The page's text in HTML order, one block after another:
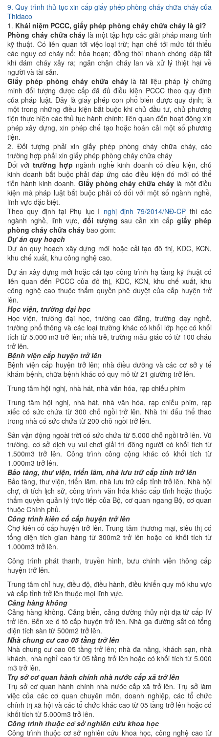
9. Quy trình thủ tục xin cấp giấy phép phòng cháy chữa cháy của
Thidaco
1. Khái niệm PCCC, giấy phép phòng cháy chữa cháy là gì?
Phòng cháy chữa cháy là một tập hợp các giải pháp mang tính
kỹ thuật. Có liên quan tới việc loại trừ; hạn chế tới mức tối thiểu
các nguy cơ cháy nổ; hỏa hoạn; đồng thời nhanh chóng dập tắt
khi đám cháy xảy ra; ngăn chặn cháy lan và xử lý thiệt hại về
người và tài sản.
Giấy phép phòng cháy chữa cháylà tài liệu pháp lý chứng
minh đối tượng được cấp đã đủ điều kiện PCCC theo quy định
của pháp luật. Đây là giấy phép con phổ biến được quy định; là
một trong những điều kiện bắt buộc khi chủ đầu tư, chủ phương
tiện thực hiện các thủ tục hành chính; liên quan đến hoạt động xin
phép xây dựng, xin phép chế tạo hoặc hoán cải một số phương
tiện.
2. Đối tượng phải xin giấy phép phòng cháy chữa cháy, các
trường hợp phải xin giấy phép phòng cháy chữa cháy
Đối với trường hợp ngành nghề kinh doanh có điều kiện, chủ
kinh doanh bắt buộc phải đáp ứng các điều kiện đó mới có thể
tiến hành kinh doanh. Giấy phòng cháy chữa cháy là một điều
kiện mà pháp luật bắt buộc phải có đối với một số ngành nghề,
lĩnh vực đặc biệt.
Theo quy định tại Phụ lục I nghị định 79/2014/NĐ-CP thì các
ngành nghề, lĩnh vực, đối tượng sau cần xin cấpgiấy phép
phòng cháy chữa cháy bao gồm:
Dự án quy hoạch
Dự án quy hoạch xây dựng mới hoặc cải tạo đô thị, KDC, KCN,
khu chế xuất, khu công nghệ cao.
Dự án xây dựng mới hoặc cải tạo công trình hạ tầng kỹ thuật có
liên quan đến PCCC của đô thị, KDC, KCN, khu chế xuất, khu
công nghệ cao thuộc thẩm quyền phê duyệt của cấp huyện trở
lên.
Học viện, trường đại học
Học viện, trường đại học, trường cao đẳng, trường dạy nghề,
trường phổ thông và các loại trường khác có khối lớp học có khối
tích từ 5.000 m3 trở lên; nhà trẻ, trường mẫu giáo có từ 100 cháu
trở lên.
Bệnh viện cấp huyện trở lên
Bệnh viện cấp huyện trở lên; nhà điều dưỡng và các cơ sở y tế
khám bệnh, chữa bệnh khác có quy mô từ 21 giường trở lên.
Trung tâm hội nghị, nhà hát, nhà văn hóa, rạp chiếu phim
Trung tâm hội nghị, nhà hát, nhà văn hóa, rạp chiếu phim, rạp
xiếc có sức chứa từ 300 chỗ ngồi trở lên. Nhà thi đấu thể thao
trong nhà có sức chứa từ 200 chỗ ngồi trở lên.
Sân vận động ngoài trời có sức chứa từ 5.000 chỗ ngồi trở lên. Vũ
trường, cơ sở dịch vụ vui chơi giải trí đông người có khối tích từ
1.500m3 trở lên. Công trình công cộng khác có khối tích từ
1.000m3 trở lên.
Bảo tàng, thư viện, triển lãm, nhà lưu trữ cấp tỉnh trở lên
Bảo tàng, thư viện, triển lãm, nhà lưu trữ cấp tỉnh trở lên. Nhà hội
chợ, di tích lịch sử, công trình văn hóa khác cấp tỉnh hoặc thuộc
thẩm quyền quản lý trực tiếp của Bộ, cơ quan ngang Bộ, cơ quan
thuộc Chính phủ.
Công trình kiên cố cấp huyện trở lên
Chợ kiên cố cấp huyện trở lên. Trung tâm thương mại, siêu thị có
tổng diện tích gian hàng từ 300m2 trở lên hoặc có khối tích từ
1.000m3 trở lên.
Công trình phát thanh, truyền hình, bưu chính viễn thông cấp
huyện trở lên.
Trung tâm chỉ huy, điều độ, điều hành, điều khiển quy mô khu vực
và cấp tỉnh trở lên thuộc mọi lĩnh vực.
Cảng hàng không
Cảng hàng không. Cảng biển, cảng đường thủy nội địa từ cấp IV
trở lên. Bến xe ô tô cấp huyện trở lên. Nhà ga đường sắt có tổng
diện tích sàn từ 500m2 trở lên.
Nhà chung cư cao 05 tầng trở lên
Nhà chung cư cao 05 tầng trở lên; nhà đa năng, khách sạn, nhà
khách, nhà nghỉ cao từ 05 tầng trở lên hoặc có khối tích từ 5.000
m3 trở lên.
Trụ sở cơ quan hành chính nhà nước cấp xã trở lên
Trụ sở cơ quan hành chính nhà nước cấp xã trở lên. Trụ sở làm
việc của các cơ quan chuyên môn, doanh nghiệp, các tổ chức
chính trị xã hội và các tổ chức khác cao từ 05 tầng trở lên hoặc có
khối tích từ 5.000m3 trở lên.
Công trình thuộc cơ sở nghiên cứu khoa học
Công trình thuộc cơ sở nghiên cứu khoa học, công nghệ cao từ